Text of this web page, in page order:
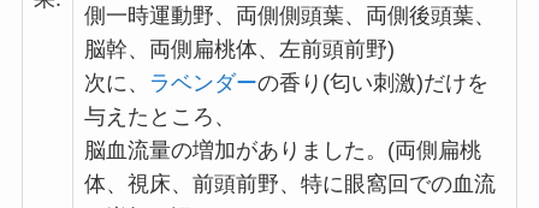
側一時運動野、両側側頭葉、両側後頭葉、
脳幹、両側扁桃体、左前頭前野)
次に、
ラベンダーの香り(匂い刺激)だけを
与えたところ、
脳血流量の増加がありました。(両側扁桃
体、視床、前頭前野、特に眼窩回での血流